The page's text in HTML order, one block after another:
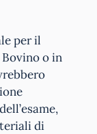
per il
o in
di